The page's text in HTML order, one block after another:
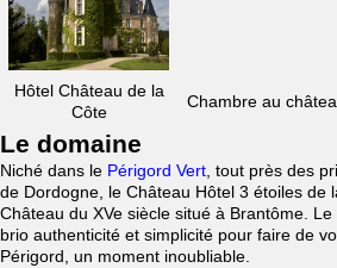
Hôtel Château de la
Côte
Chambre au
Le domaine
Niché dans le Périgord Vert , tout près des
de Dordogne, le Château Hôtel 3 étoiles de
Château du XVe siècle situé à Brantôme.
brio authenticité et simplicité pour faire de
Périgord, un moment inoubliable.